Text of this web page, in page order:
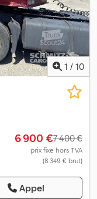
1 / 10
6 900 €7 400 €
prix fixe hors TVA
(8 349 € brut)
Appel